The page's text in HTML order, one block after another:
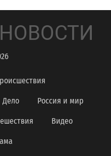
НОВОСТИ
Дело Россия и мир
Видео